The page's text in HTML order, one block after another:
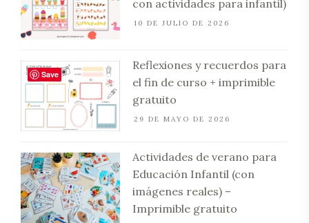
con actividades para infantil)
10 DE JULIO DE 2026
Reflexiones y recuerdos para
el fin de curso + imprimible
gratuito
29 DE MAYO DE 2026
Actividades de verano para
Educación Infantil (con
imágenes reales) –
Imprimible gratuito
Save